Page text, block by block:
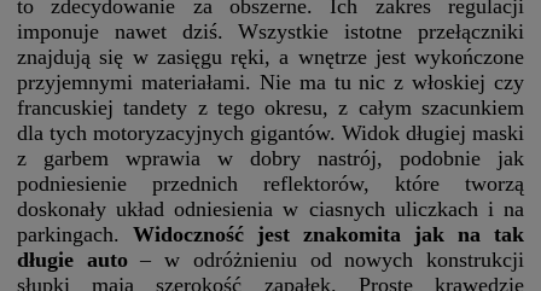
to zdecydowanie za obszerne. Ich zakres regulacji
imponuje nawet dziś. Wszystkie istotne przełączniki
znajdują się w zasięgu ręki, a wnętrze jest wykończone
przyjemnymi materiałami. Nie ma tu nic z włoskiej czy
francuskiej tandety z tego okresu, z całym szacunkiem
dla tych motoryzacyjnych gigantów. Widok długiej maski
z garbem wprawia w dobry nastrój, podobnie jak
podniesienie przednich reflektorów, które tworzą
doskonały układ odniesienia w ciasnych uliczkach i na
parkingach. Widoczność jest znakomita jak na tak
długie auto– w odróżnieniu od nowych konstrukcji
słupki mają szerokość zapałek. Proste krawędzie